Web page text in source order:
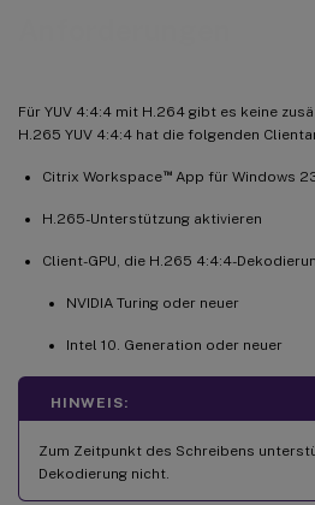
Für YUV 4:4:4 mit H.264 gibt es keine
H.265 YUV 4:4:4 hat die folgenden
Citrix Workspace™App für Windows
H.265-Unterstützung aktivieren
Client-GPU, die H.265 4:4:4-
NVIDIA Turing oder neuer
Intel 10. Generation oder neuer
HINWEIS:
Zum Zeitpunkt des Schreibens
Dekodierung nicht.